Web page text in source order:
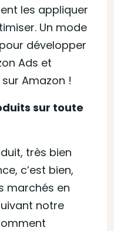
les appliquer
Un mode
développer
Ads et
Amazon !
sur toute
très bien
c’est bien,
marchés en
notre